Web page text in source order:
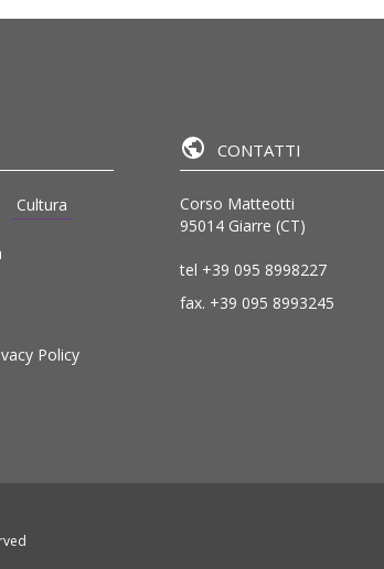
Cultura
Policy
CONTATTI
Corso Matteotti
95014 Giarre (CT)
tel +39 095 8998227
fax. +39 095 8993245